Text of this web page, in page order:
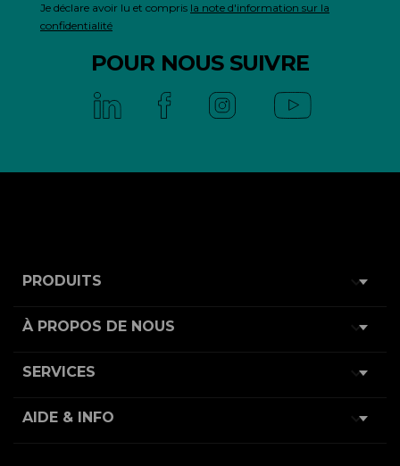
Je déclare avoir lu et compris la note d'information sur la
confidentialité
POUR NOUS SUIVRE
PRODUITS 
À PROPOS DE NOUS 
SERVICES 
AIDE & INFO 